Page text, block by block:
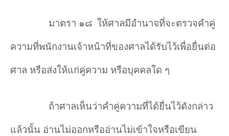
มาตรา ๑๘ ให้ศาลมีอำนาจที่จะตรวจคำคู่
ความที่พนักงานเจ้าหน้าที่ของศาลได้รับไว้เพื่อยื่นต่อ
ศาล หรือส่งให้แก่คู่ความ หรือบุคคลใด ๆ
ถ้าศาลเห็นว่าคำคู่ความที่ได้ยื่นไว้ดังกล่าว
แล้วนั้น อ่านไม่ออกหรืออ่านไม่เข้าใจหรือเขียน